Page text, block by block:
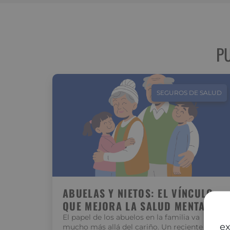
SEGUROS DE SALUD
ABUELAS Y NIETOS: EL VÍNCULO
QUE MEJORA LA SALUD MENTAL
El papel de los abuelos en la familia va
mucho más allá del cariño. Un reciente